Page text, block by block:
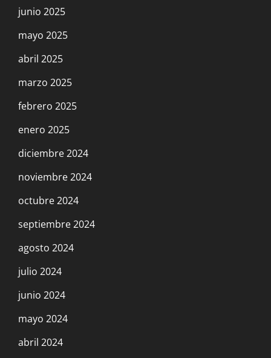
junio 2025
mayo 2025
abril 2025
marzo 2025
febrero 2025
enero 2025
diciembre 2024
noviembre 2024
octubre 2024
septiembre 2024
agosto 2024
julio 2024
junio 2024
mayo 2024
abril 2024